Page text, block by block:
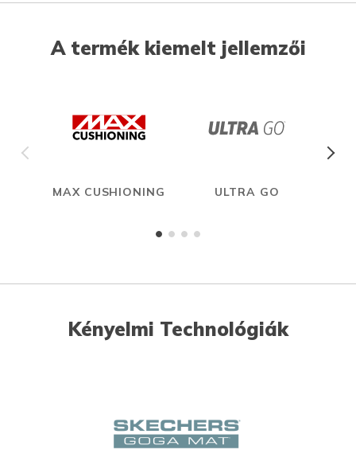
A termék kiemelt jellemzői
MAX CUSHIONING ULTRA GO
Kényelmi Technológiák